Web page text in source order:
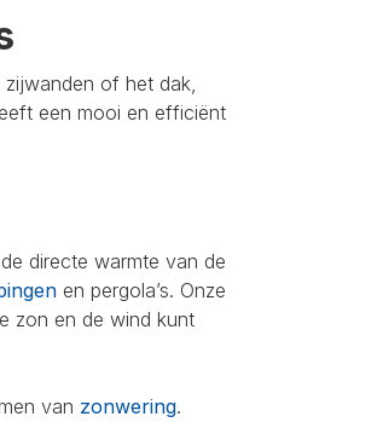
of het dak,
een mooi en efficiënt
directe warmte van de
en pergola’s. Onze
zon en de wind kunt
van zonwering.